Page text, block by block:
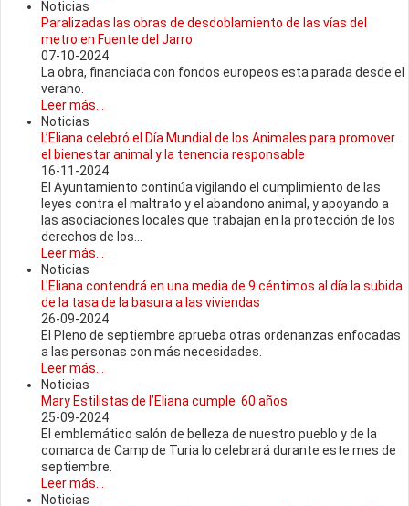
Noticias
Paralizadas las obras de desdoblamiento de las vías del
metro en Fuente del Jarro
07-10-2024
La obra, financiada con fondos europeos esta parada desde el
verano.
Leer más...
Noticias
L’Eliana celebró el Día Mundial de los Animales para promover
el bienestar animal y la tenencia responsable
16-11-2024
El Ayuntamiento continúa vigilando el cumplimiento de las
leyes contra el maltrato y el abandono animal, y apoyando a
las asociaciones locales que trabajan en la protección de los
derechos de los...
Leer más...
Noticias
L'Eliana contendrá en una media de 9 céntimos al día la subida
de la tasa de la basura a las viviendas
26-09-2024
El Pleno de septiembre aprueba otras ordenanzas enfocadas
a las personas con más necesidades.
Leer más...
Noticias
Mary Estilistas de l’Eliana cumple 60 años
25-09-2024
El emblemático salón de belleza de nuestro pueblo y de la
comarca de Camp de Turia lo celebrará durante este mes de
septiembre.
Leer más...
Noticias